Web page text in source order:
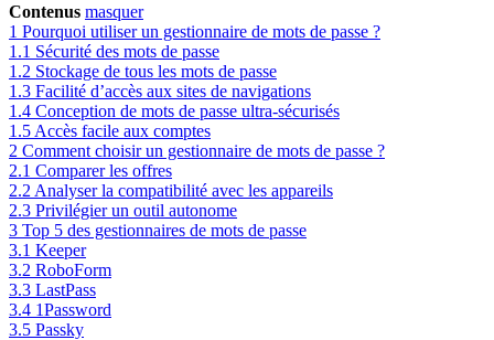
Contenus masquer
1 Pourquoi utiliser un gestionnaire de mots de passe ?
1.1 Sécurité des mots de passe
1.2 Stockage de tous les mots de passe
1.3 Facilité d’accès aux sites de navigations
1.4 Conception de mots de passe ultra-sécurisés
1.5 Accès facile aux comptes
2 Comment choisir un gestionnaire de mots de passe ?
2.1 Comparer les offres
2.2 Analyser la compatibilité avec les appareils
2.3 Privilégier un outil autonome
3 Top 5 des gestionnaires de mots de passe
3.1 Keeper
3.2 RoboForm
3.3 LastPass
3.4 1Password
3.5 Passky